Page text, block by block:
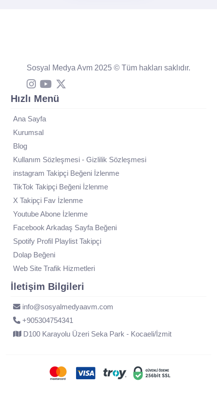
Sosyal Medya Avm 2025 © Tüm hakları saklıdır.
Hızlı Menü
Ana Sayfa
Kurumsal
Blog
Kullanım Sözleşmesi - Gizlilik Sözleşmesi
instagram Takipçi Beğeni İzlenme
TikTok Takipçi Beğeni İzlenme
X Takipçi Fav İzlenme
Youtube Abone İzlenme
Facebook Arkadaş Sayfa Beğeni
Spotify Profil Playlist Takipçi
Dolap Beğeni
Web Site Trafik Hizmetleri
İletişim Bilgileri
info@sosyalmedyaavm.com
+905304754341
D100 Karayolu Üzeri Seka Park - Kocaeli/İzmit